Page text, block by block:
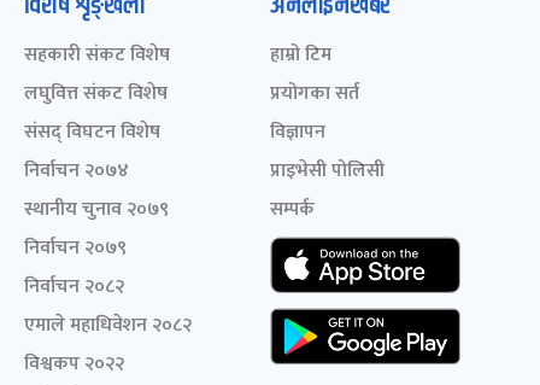
सहकारी संकट विशेष
लघुवित्त संकट विशेष
संसद् विघटन विशेष
निर्वाचन २०७४
स्थानीय चुनाव २०७९
निर्वाचन २०७९
निर्वाचन २०८२
एमाले महाधिवेशन २०८२
विश्वकप २०२२
हाम्रो टिम
प्रयोगका सर्त
विज्ञापन
प्राइभेसी पोलिसी
सम्पर्क